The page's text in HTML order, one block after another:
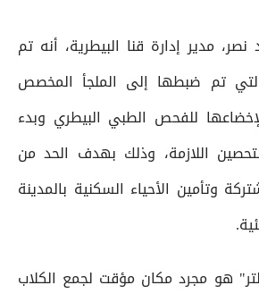
مدير إدارة قنا البيطرية، أنه تم
تم ضبطها إلى الملجأ المخصص
للفحص الطبي البيطري وبدء
اللازمة، وذلك بهدف الحد من
وتأمين الأحياء السكنية بالمدينة
هو مجرد مكان مؤقت لجمع الكلاب